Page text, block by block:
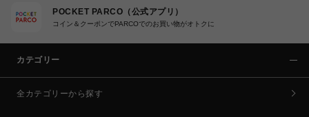
POCKET PARCO（公式アプリ）
コイン＆クーポンでPARCOでのお買い物がオトクに
カテゴリー
全カテゴリーから探す